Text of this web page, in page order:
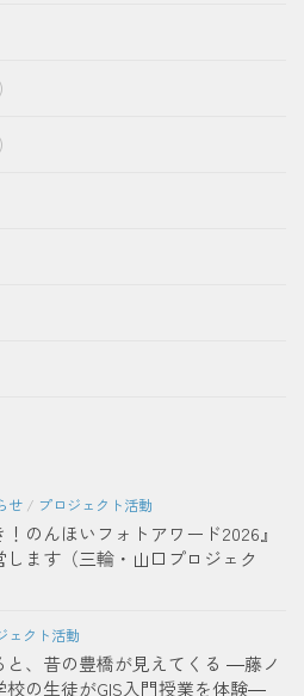
せ / プロジェクト活動
！のんほいフォトアワード2026』
します（三輪・山口プロジェク
ェクト活動
と、昔の豊橋が見えてくる ―藤ノ
校の生徒がGIS入門授業を体験―